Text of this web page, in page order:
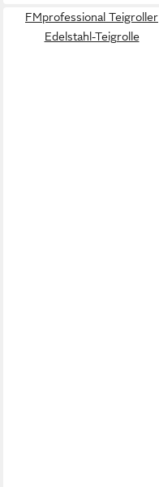
FMprofessional Teigroller
Edelstahl-Teigrolle